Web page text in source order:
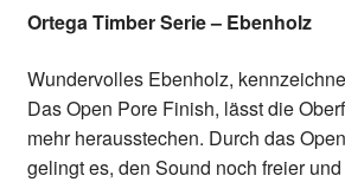
Ortega Timber Serie – Ebenholz
Wundervolles Ebenholz,
Das Open Pore Finish, lässt die
mehr herausstechen. Durch das
gelingt es, den Sound noch freier